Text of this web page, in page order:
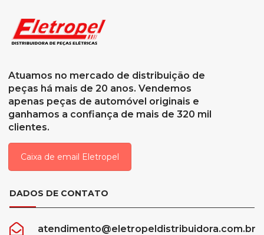
Atuamos no mercado de distribuição de
peças há mais de 20 anos. Vendemos
apenas peças de automóvel originais e
ganhamos a confiança de mais de 320 mil
clientes.
Caixa de email Eletropel
DADOS DE CONTATO
atendimento@eletropeldistribuidora.com.br